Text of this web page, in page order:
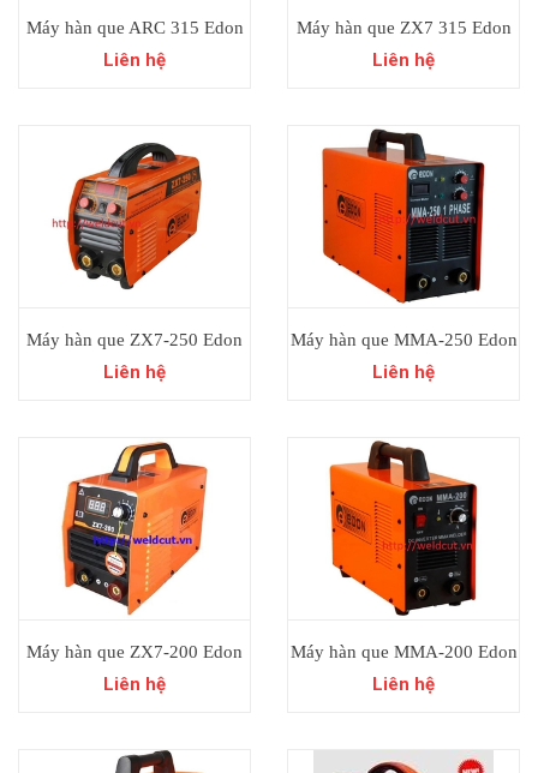
Máy hàn que ARC 315 Edon
Liên hệ
Máy hàn que ZX7 315 Edon
Liên hệ
Máy hàn que ZX7-250 Edon
Liên hệ
Máy hàn que MMA-250 Edon
Liên hệ
Máy hàn que ZX7-200 Edon
Liên hệ
Máy hàn que MMA-200 Edon
Liên hệ